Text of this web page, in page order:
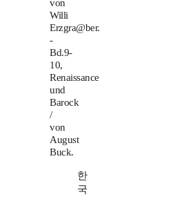
von
Willi
Erzgra@ber.
-
Bd.9-
10,
Renaissance
und
Barock
/
von
August
Buck.
한
국